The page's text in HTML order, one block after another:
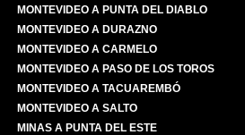
MONTEVIDEO A PUNTA DEL DIABLO
MONTEVIDEO A DURAZNO
MONTEVIDEO A CARMELO
MONTEVIDEO A PASO DE LOS TOROS
MONTEVIDEO A TACUAREMBÓ
MONTEVIDEO A SALTO
MINAS A PUNTA DEL ESTE